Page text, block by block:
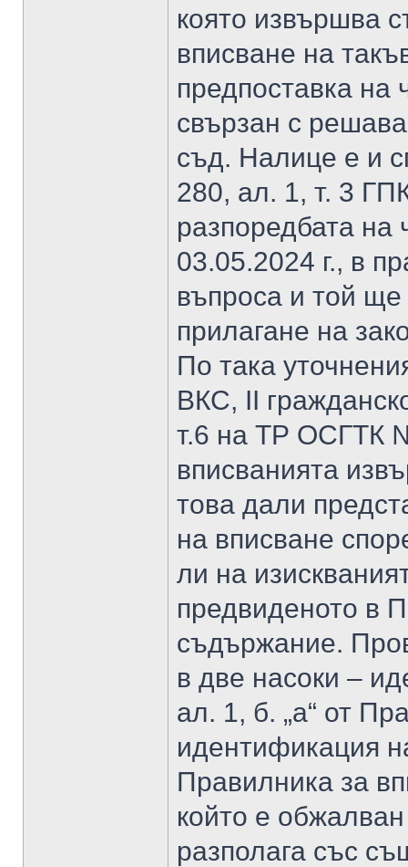
която извършва
вписване на
предпоставка на
свързан с
съд. Налице е и
280, ал. 1, т. 3
разпоредбата
03.05.2024 г., в
въпроса и той ще
прилагане на
По така
ВКС, ІІ
т.6 на ТР ОСГТК
вписванията
това дали
на вписване
ли на
предвиденото в
съдържание.
в две насоки –
ал. 1, б. „а“ от
идентификация
Правилника за
който е
разполага със